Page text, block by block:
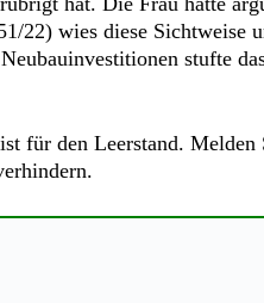
22) wies diese Sichtweise
stufte
für den Leerstand. Melden